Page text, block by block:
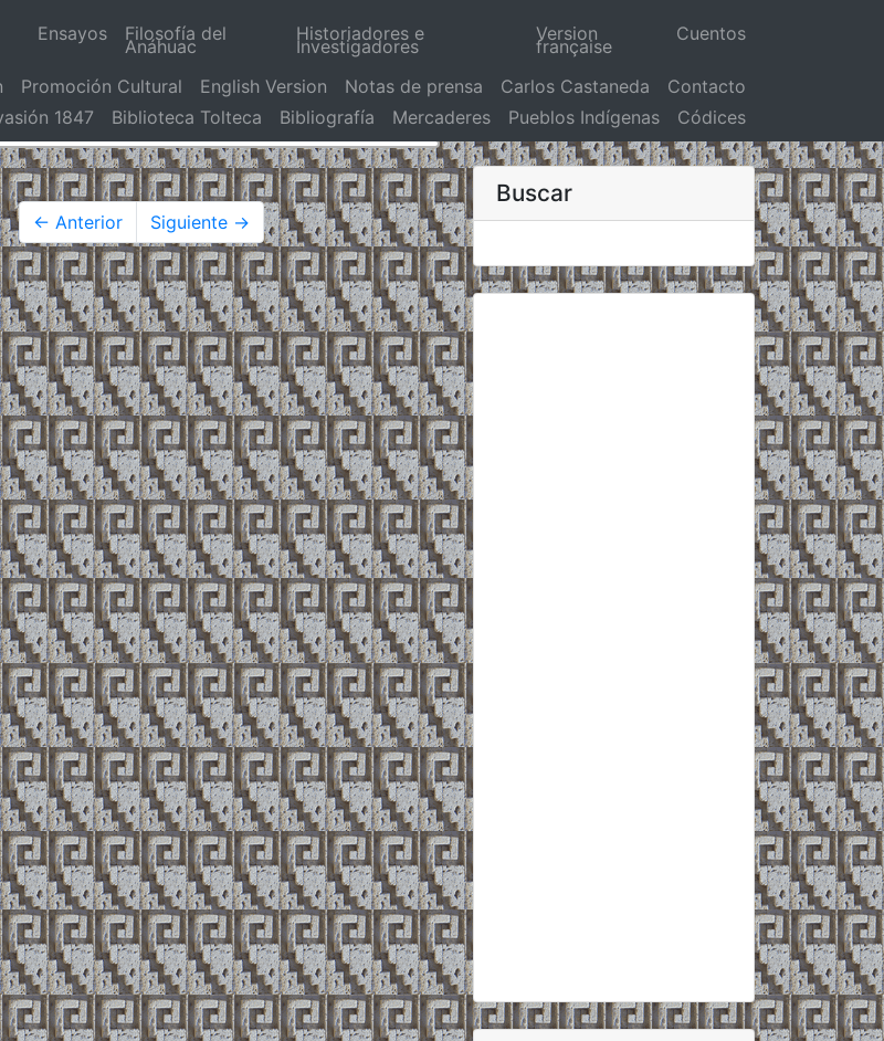
Ensayos Filosofía del
Anáhuac
Historiadores e
Investigadores
Version
française
Cuentos
Promoción Cultural English Version Notas de prensa Carlos Castaneda
Contacto
1847
Biblioteca Tolteca Bibliografía Mercaderes Pueblos Indígenas Códices
← Anterior Siguiente →
Buscar